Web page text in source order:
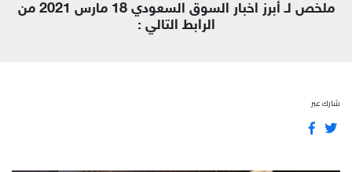
ملخص لـ أبرز اخبار السوق السعودي 18 مارس 2021 من
الرابط التالي :
شارك عبر